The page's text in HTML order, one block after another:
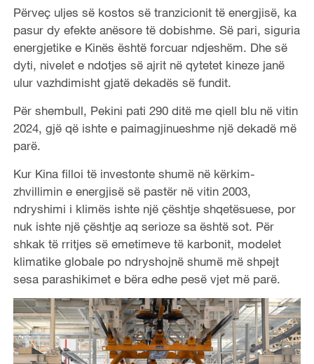
Përveç uljes së kostos së tranzicionit të energjisë, ka
pasur dy efekte anësore të dobishme. Së pari, siguria
energjetike e Kinës është forcuar ndjeshëm. Dhe së
dyti, nivelet e ndotjes së ajrit në qytetet kineze janë
ulur vazhdimisht gjatë dekadës së fundit.
Për shembull, Pekini pati 290 ditë me qiell blu në vitin
2024, gjë që ishte e paimagjinueshme një dekadë më
parë.
Kur Kina filloi të investonte shumë në kërkim-
zhvillimin e energjisë së pastër në vitin 2003,
ndryshimi i klimës ishte një çështje shqetësuese, por
nuk ishte një çështje aq serioze sa është sot. Për
shkak të rritjes së emetimeve të karbonit, modelet
klimatike globale po ndryshojnë shumë më shpejt
sesa parashikimet e bëra edhe pesë vjet më parë.